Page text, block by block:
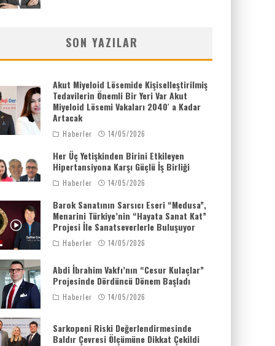
SON YAZILAR
Akut Miyeloid Lösemide Kişiselleştirilmiş
Tedavilerin Önemli Bir Yeri Var Akut
Miyeloid Lösemi Vakaları 2040′ a Kadar
Artacak
Haberler 14/05/2026
Her Üç Yetişkinden Birini Etkileyen
Hipertansiyona Karşı Güçlü İş Birliği
Haberler 14/05/2026
Barok Sanatının Sarsıcı Eseri “Medusa”,
Menarini Türkiye’nin “Hayata Sanat Kat”
Projesi İle Sanatseverlerle Buluşuyor
Haberler 14/05/2026
Abdi İbrahim Vakfı’nın “Cesur Kulaçlar”
Projesinde Dördüncü Dönem Başladı
Haberler 14/05/2026
Sarkopeni Riski Değerlendirmesinde
Baldır Çevresi Ölçümüne Dikkat Çekildi